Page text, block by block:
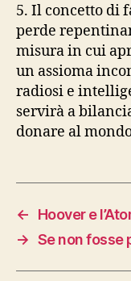
5. Il concetto di
perde
misura in cui
un assioma
radiosi e
servirà a
donare al
←
Hoover e
→ Se non fosse